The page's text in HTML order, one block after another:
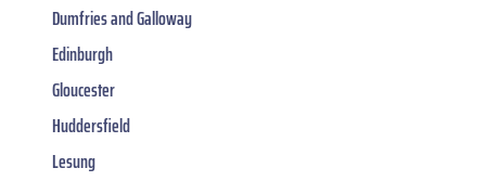
Dumfries and Galloway
Edinburgh
Gloucester
Huddersfield
Lesung